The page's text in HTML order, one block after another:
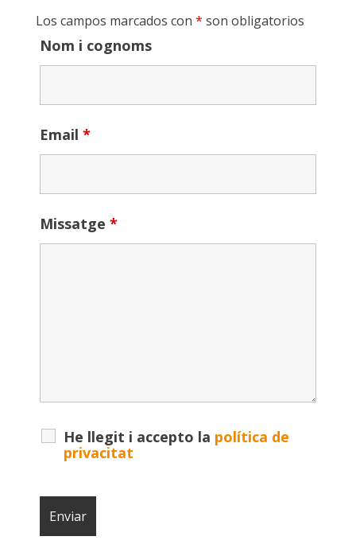
Los campos marcados con * son obligatorios
Nom i cognoms
Email *
Missatge *
He llegit i accepto la política de
privacitat